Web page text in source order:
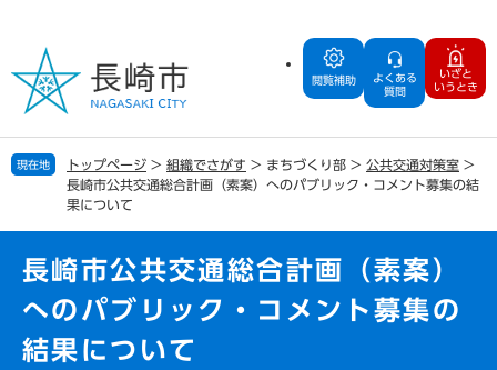
の
で
す
ー
ば
し
閲覧補助
よくある
質問
いざと
いうとき
現在地 トップページ > 組織でさがす > まちづくり部 > 公共交通対策室 >
長崎市公共交通総合計画（素案）へのパブリック・コメント募集の結
果について
長崎市公共交通総合計画（素案）
へのパブリック・コメント募集の
結果について